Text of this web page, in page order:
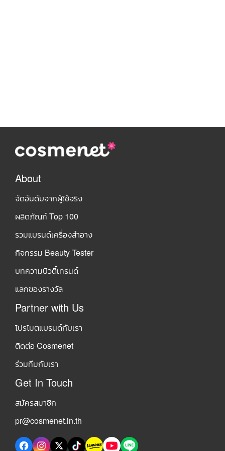
About
จัดอันดับจากผู้ใช้จริง
ผลิตภัณฑ์ Top 100
รวมแบรนด์เครื่องสำอาง
กิจกรรม Beauty Tester
บทความบิวตี้เทรนด์
แลกของรางวัล
Partner with Us
โปรโมตแบรนด์กับเรา
ติดต่อ Cosmenet
ร่วมทีมกับเรา
Get In Touch
สมัครสมาชิก
pr@cosmenet.in.th